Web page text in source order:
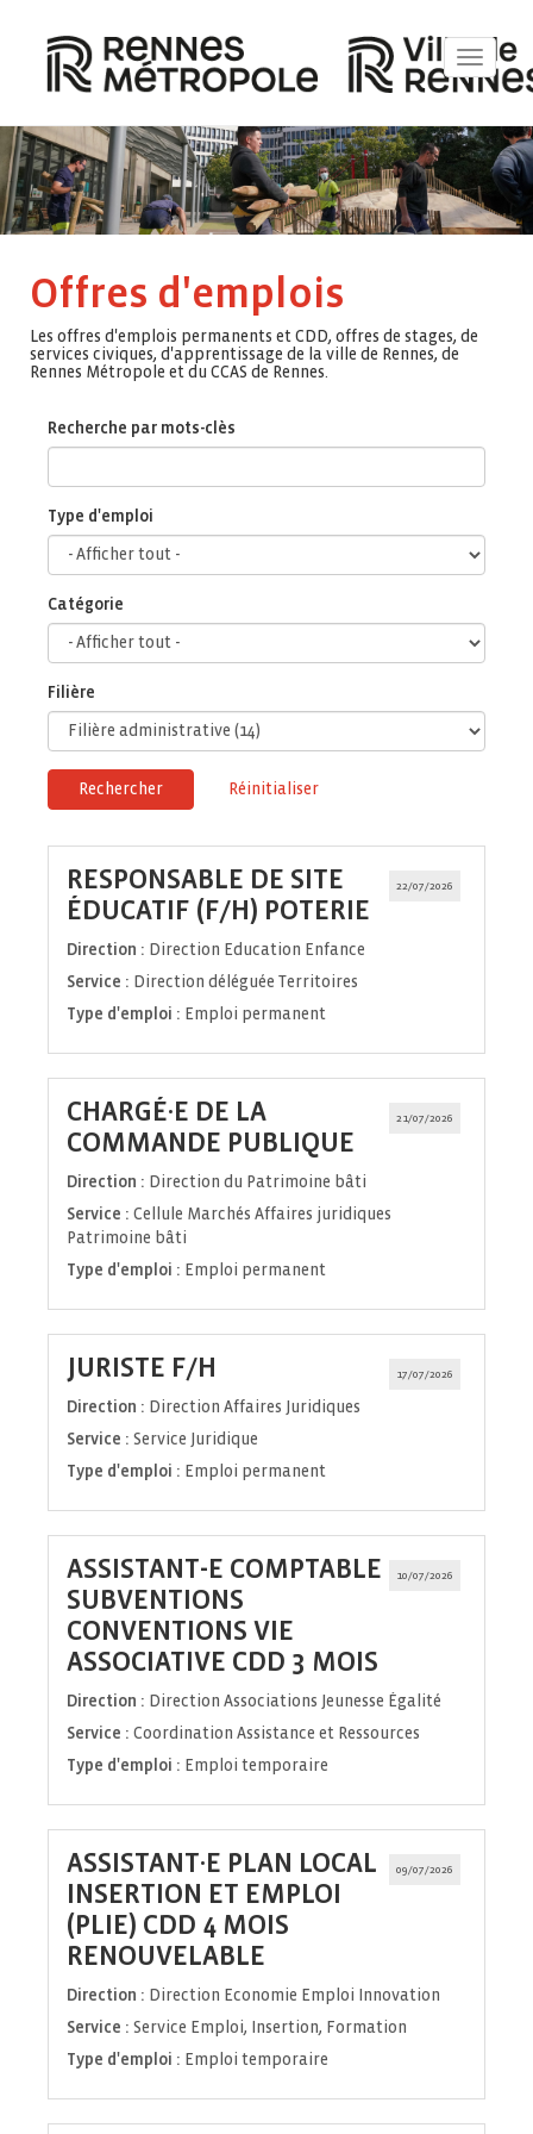
Toggle
Offres d'emplois
Les offres d'emplois permanents et CDD, offres de stages, de
services civiques, d'apprentissage de la ville de Rennes, de
Rennes Métropole et du CCAS de Rennes.
Recherche par mots-clès
Type d'emploi
Catégorie
Filière
Rechercher Réinitialiser
22/07/2026
RESPONSABLE DE SITE
ÉDUCATIF (F/H) POTERIE
Direction : Direction Education Enfance
Service : Direction déléguée Territoires
Type d'emploi : Emploi permanent
21/07/2026
CHARGÉ·E DE LA
COMMANDE PUBLIQUE
fenêtre)
Direction : Direction du Patrimoine bâti
Service : Cellule Marchés Affaires juridiques
Patrimoine bâti
Type d'emploi : Emploi permanent
17/07/2026
JURISTE F/H
fenêtre)
Direction : Direction Affaires Juridiques
Service : Service Juridique
Type d'emploi : Emploi permanent
10/07/2026
ASSISTANT-E COMPTABLE
SUBVENTIONS
CONVENTIONS VIE
ASSOCIATIVE CDD 3 MOIS
fenêtre)
Direction : Direction Associations Jeunesse Égalité
Service : Coordination Assistance et Ressources
Type d'emploi : Emploi temporaire
09/07/2026
ASSISTANT·E PLAN LOCAL
INSERTION ET EMPLOI
(PLIE) CDD 4 MOIS
RENOUVELABLE
fenêtre)
Direction : Direction Economie Emploi Innovation
Service : Service Emploi, Insertion, Formation
Type d'emploi : Emploi temporaire